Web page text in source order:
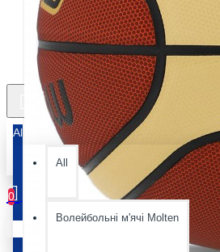
All
All
Волейбольні м'ячі Molten
0